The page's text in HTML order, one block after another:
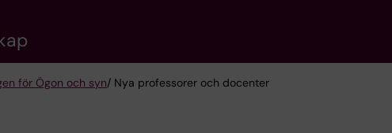
för Ögon och syn/ Nya professorer och docenter